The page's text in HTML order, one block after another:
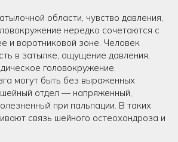
области, чувство давления,
нередко сочетаются с
и воротниковой зоне. Человек
в затылке, ощущение давления,
головокружение.
могут быть без выраженных
шейный отдел — напряженный,
при пальпации. В таких
связь шейного остеохондроза и